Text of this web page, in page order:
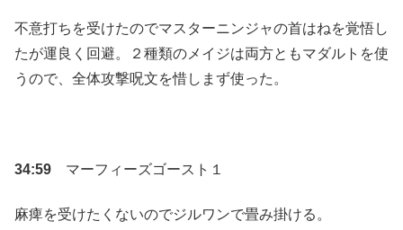
不意打ちを受けたのでマスターニンジャの首はねを覚悟し
たが運良く回避。２種類のメイジは両方ともマダルトを使
うので、全体攻撃呪文を惜しまず使った。
34:59 マーフィーズゴースト１
麻痺を受けたくないのでジルワンで畳み掛ける。